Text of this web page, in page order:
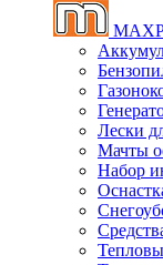
Лески
Мачты
Набор